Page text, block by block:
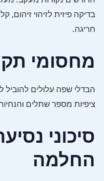
בדיקה פיזית לזיהוי
חריגה.
מחסומי
הבדלי שפה עלולים להוביל
ציפיות מספר שתלים
סיכוני
החלמה